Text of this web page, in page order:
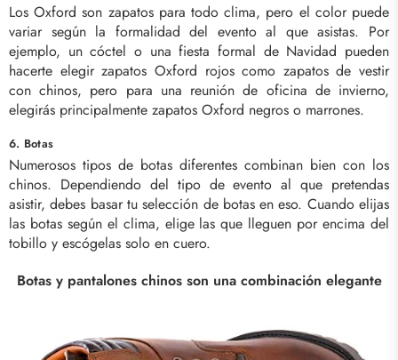
Los Oxford son zapatos para todo clima, pero el color puede
variar según la formalidad del evento al que asistas. Por
ejemplo, un cóctel o una fiesta formal de Navidad pueden
hacerte elegir zapatos Oxford rojos como zapatos de vestir
con chinos, pero para una reunión de oficina de invierno,
elegirás principalmente zapatos Oxford negros o marrones.
6. Botas
Numerosos tipos de botas diferentes combinan bien con los
chinos. Dependiendo del tipo de evento al que pretendas
asistir, debes basar tu selección de botas en eso. Cuando elijas
las botas según el clima, elige las que lleguen por encima del
tobillo y escógelas solo en cuero.
Botas y pantalones chinos son una combinación elegante